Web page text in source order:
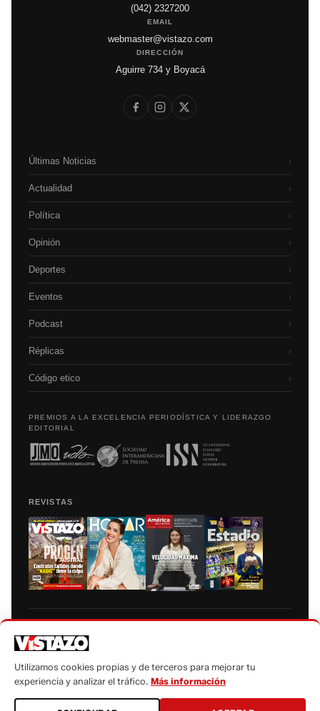
(042) 2327200
EMAIL
webmaster@vistazo.com
DIRECCIÓN
Aguirre 734 y Boyacá
Últimas Noticias ›
Actualidad ›
Política ›
Opinión ›
Deportes ›
Eventos ›
Podcast ›
Réplicas ›
Código etico ›
PREMIOS A LA EXCELENCIA PERIODÍSTICA Y LIDERAZGO
EDITORIAL
REVISTAS
autorización escrita de su titular, de todos los contenidos de Vistazo.com.
Utilizamos cookies propias y de terceros para mejorar tu
experiencia y analizar el tráfico. Más información